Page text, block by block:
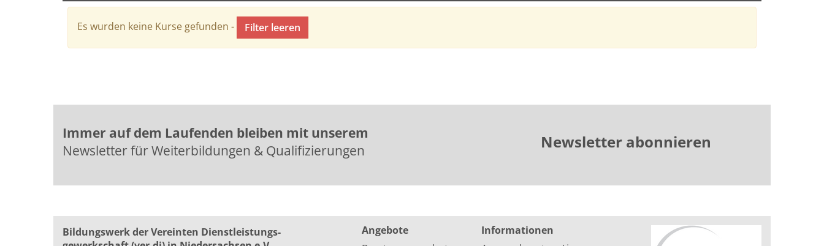
Kursübersicht. Tabellenüberschriften können sortiert werden.
Es wurden keine Kurse gefunden - Filter leeren
Immer auf dem Laufenden bleiben mit unserem
Newsletter für Weiterbildungen & Qualifizierungen
Newsletter abonnieren
Bildungswerk der Vereinten Dienst­leis­tungs­
Angebote
Informationen